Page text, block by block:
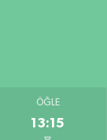
ÖĞLE
13:15